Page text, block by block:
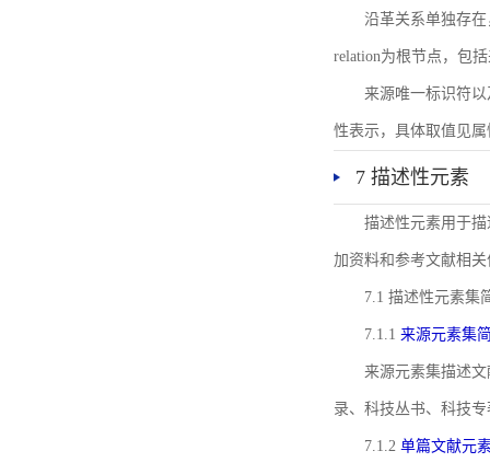
沿革关系单独存
relation为根节点，包
来源唯一标识符以
性表示，具体取值见属
7 描述性元素
描述性元素用于
加资料和参考文献相
7.1 描述性元素集
7.1.1 来源元素集
来源元素集描述
录、科技丛书、科技
7.1.2 单篇文献元